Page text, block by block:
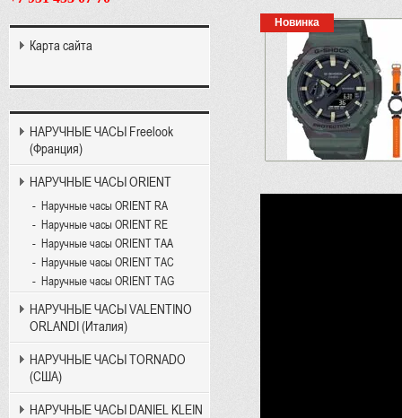
Новинка
Карта сайта
НАРУЧНЫЕ ЧАСЫ Freelook
(Франция)
НАРУЧНЫЕ ЧАСЫ ORIENT
Наручные часы ORIENT RA
Наручные часы ORIENT RE
Наручные часы ORIENT TAA
Наручные часы ORIENT TAC
Наручные часы ORIENT TAG
НАРУЧНЫЕ ЧАСЫ VALENTINO
ORLANDI (Италия)
НАРУЧНЫЕ ЧАСЫ TORNADO
(США)
НАРУЧНЫЕ ЧАСЫ DANIEL KLEIN